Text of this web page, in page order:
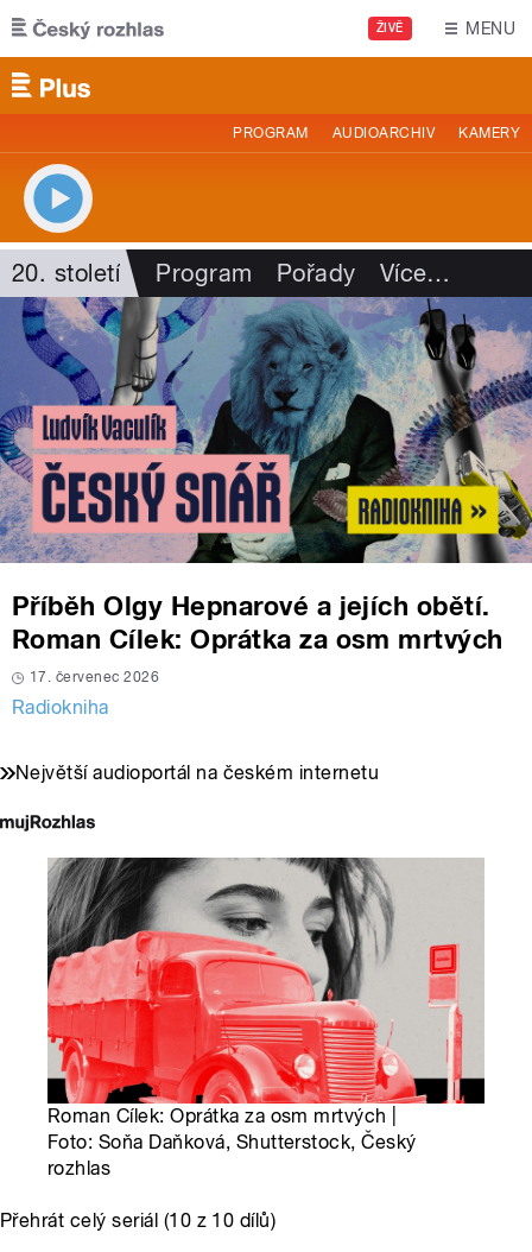
Přejít k hlavnímu obsahu
ŽIVĚ MENU
PROGRAM AUDIOARCHIV KAMERY
20. století Program Pořady Více…
Příběh Olgy Hepnarové a jejích obětí.
Roman Cílek: Oprátka za osm mrtvých
17. červenec 2026
Radiokniha
Největší audioportál na českém internetu
Roman Cílek: Oprátka za osm mrtvých |
Foto: Soňa Daňková, Shutterstock, Český
rozhlas
Přehrát celý seriál (10 z 10 dílů)